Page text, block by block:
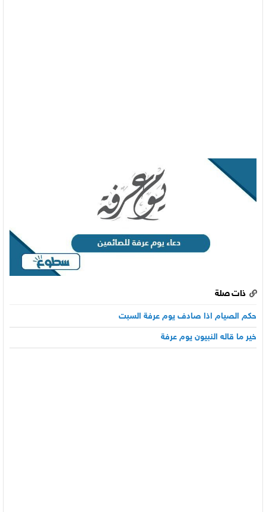
ذات صلة
حكم الصيام اذا صادف يوم عرفة السبت
خير ما قاله النبيون يوم عرفة